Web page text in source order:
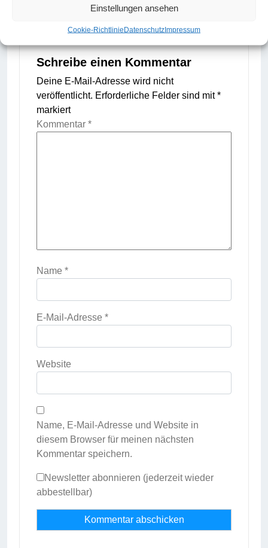
Einstellungen ansehen
Cookie-RichtlinieDatenschutzImpressum
Schreibe einen Kommentar
Deine E-Mail-Adresse wird nicht
veröffentlicht. Erforderliche Felder sind mit*
markiert
Kommentar *
Name *
E-Mail-Adresse *
Website
Name, E-Mail-Adresse und Website in
diesem Browser für meinen nächsten
Kommentar speichern.
Newsletter abonnieren (jederzeit wieder
abbestellbar)